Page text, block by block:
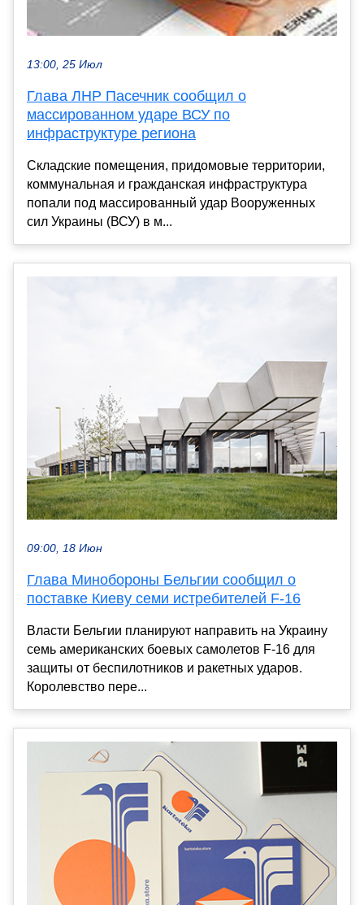
13:00, 25 Июл
Глава ЛНР Пасечник сообщил о
массированном ударе ВСУ по
инфраструктуре региона
Складские помещения, придомовые территории,
коммунальная и гражданская инфраструктура
попали под массированный удар Вооруженных
сил Украины (ВСУ) в м...
09:00, 18 Июн
Глава Минобороны Бельгии сообщил о
поставке Киеву семи истребителей F-16
Власти Бельгии планируют направить на Украину
семь американских боевых самолетов F-16 для
защиты от беспилотников и ракетных ударов.
Королевство пере...